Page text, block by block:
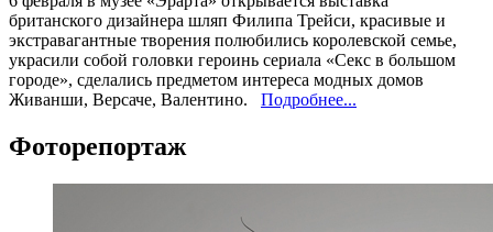
британского дизайнера шляп Филипа Трейси, красивые и
экстравагантные творения полюбились королевской семье,
украсили собой головки героинь сериала «Секс в большом
городе», сделались предметом интереса модных домов
Живанши, Версаче, Валентино. Подробнее...
Фоторепортаж